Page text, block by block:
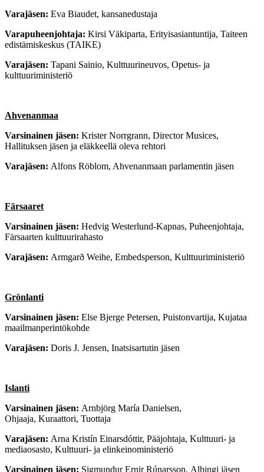
Varajäsen: Eva Biaudet, kansanedustaja
Varapuheenjohtaja: Kirsi Väkiparta, Erityisasiantuntija, Taiteen
edistämiskeskus (TAIKE)
Varajäsen: Tapani Sainio, Kulttuurineuvos, Opetus- ja
kulttuuriministeriö
Ahvenanmaa
Varsinainen jäsen: Krister Norrgrann, Director Musices,
Hallituksen jäsen ja eläkkeellä oleva rehtori
Varajäsen: Alfons Röblom, Ahvenanmaan parlamentin jäsen
Färsaaret
Varsinainen jäsen: Hedvig Westerlund-Kapnas, Puheenjohtaja,
Färsaarten kulttuurirahasto
Varajäsen: Armgarð Weihe, Embedsperson, Kulttuuriministeriö
Grönlanti
Varsinainen jäsen: Else Bjerge Petersen, Puistonvartija, Kujataa
maailmanperintökohde
Varajäsen: Doris J. Jensen, Inatsisartutin jäsen
Islanti
Varsinainen jäsen: Arnbjörg María Danielsen,
Ohjaaja, Kuraattori, Tuottaja
Varajäsen: Arna Kristín Einarsdóttir, Pääjohtaja, Kulttuuri- ja
mediaosasto, Kulttuuri- ja elinkeinoministeriö
Varsinainen jäsen: Sigmundur Ernir Rúnarsson, Alþingi jäsen